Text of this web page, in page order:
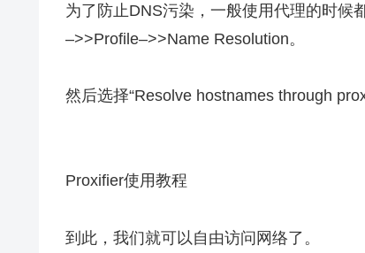
为了防止DNS污染，一般使用代理的时候
–>>Profile–>>Name Resolution。
然后选择“Resolve hostnames through
Proxifier使用教程
到此，我们就可以自由访问网络了。